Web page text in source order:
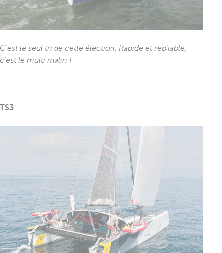
C’est le seul tri de cette élection. Rapide et repliable,
c’est le multi malin !
TS3